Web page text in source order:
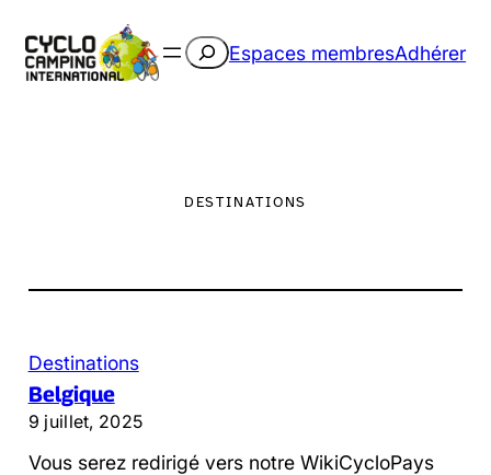
au
contenu
Rechercher
Espaces membresAdhérer
DESTINATIONS
Destinations
Belgique
9 juillet, 2025
Vous serez redirigé vers notre WikiCycloPays